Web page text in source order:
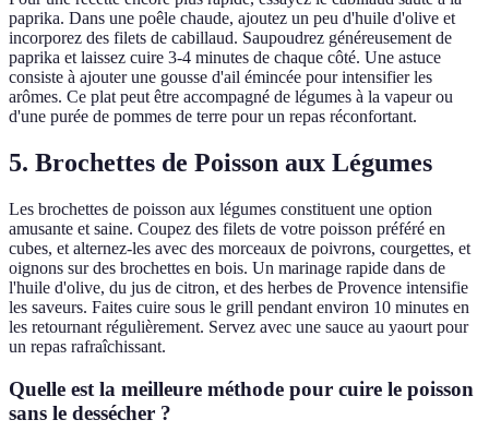
paprika. Dans une poêle chaude, ajoutez un peu d'huile d'olive et
incorporez des filets de cabillaud. Saupoudrez généreusement de
paprika et laissez cuire 3-4 minutes de chaque côté. Une astuce
consiste à ajouter une gousse d'ail émincée pour intensifier les
arômes. Ce plat peut être accompagné de légumes à la vapeur ou
d'une purée de pommes de terre pour un repas réconfortant.
5. Brochettes de Poisson aux Légumes
Les brochettes de poisson aux légumes constituent une option
amusante et saine. Coupez des filets de votre poisson préféré en
cubes, et alternez-les avec des morceaux de poivrons, courgettes, et
oignons sur des brochettes en bois. Un marinage rapide dans de
l'huile d'olive, du jus de citron, et des herbes de Provence intensifie
les saveurs. Faites cuire sous le grill pendant environ 10 minutes en
les retournant régulièrement. Servez avec une sauce au yaourt pour
un repas rafraîchissant.
Quelle est la meilleure méthode pour cuire le poisson
sans le dessécher ?